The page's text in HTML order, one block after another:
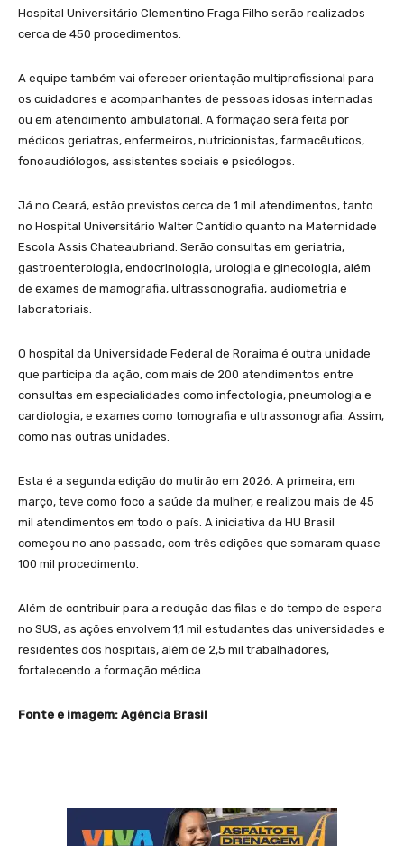
Hospital Universitário Clementino Fraga Filho serão realizados
cerca de 450 procedimentos.
A equipe também vai oferecer orientação multiprofissional para
os cuidadores e acompanhantes de pessoas idosas internadas
ou em atendimento ambulatorial. A formação será feita por
médicos geriatras, enfermeiros, nutricionistas, farmacêuticos,
fonoaudiólogos, assistentes sociais e psicólogos.
Já no Ceará, estão previstos cerca de 1 mil atendimentos, tanto
no Hospital Universitário Walter Cantídio quanto na Maternidade
Escola Assis Chateaubriand. Serão consultas em geriatria,
gastroenterologia, endocrinologia, urologia e ginecologia, além
de exames de mamografia, ultrassonografia, audiometria e
laboratoriais.
O hospital da Universidade Federal de Roraima é outra unidade
que participa da ação, com mais de 200 atendimentos entre
consultas em especialidades como infectologia, pneumologia e
cardiologia, e exames como tomografia e ultrassonografia. Assim,
como nas outras unidades.
Esta é a segunda edição do mutirão em 2026. A primeira, em
março, teve como foco a saúde da mulher, e realizou mais de 45
mil atendimentos em todo o país. A iniciativa da HU Brasil
começou no ano passado, com três edições que somaram quase
100 mil procedimento.
Além de contribuir para a redução das filas e do tempo de espera
no SUS, as ações envolvem 1,1 mil estudantes das universidades e
residentes dos hospitais, além de 2,5 mil trabalhadores,
fortalecendo a formação médica.
Fonte e imagem: Agência Brasil